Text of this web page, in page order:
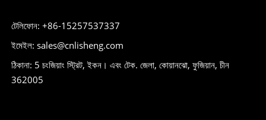
টেলিফোন: +86-15257537337
ইমেইল: sales@cnlisheng.com
ঠিকানা: 5 চংজিয়াং স্ট্রিট, ইকন। এবং টেক. জেলা, কোয়ানঝো, ফুজিয়ান, চীন
362005